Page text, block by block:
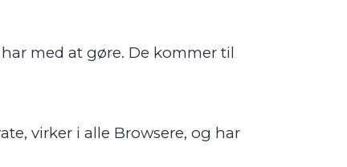
med at gøre. De kommer til
virker i alle Browsere, og har